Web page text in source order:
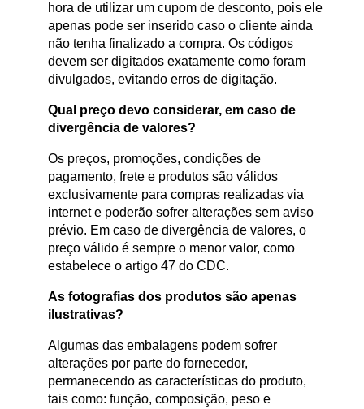
hora de utilizar um cupom de desconto, pois ele
apenas pode ser inserido caso o cliente ainda
não tenha finalizado a compra. Os códigos
devem ser digitados exatamente como foram
divulgados, evitando erros de digitação.
Qual preço devo considerar, em caso de
divergência de valores?
Os preços, promoções, condições de
pagamento, frete e produtos são válidos
exclusivamente para compras realizadas via
internet e poderão sofrer alterações sem aviso
prévio. Em caso de divergência de valores, o
preço válido é sempre o menor valor, como
estabelece o artigo 47 do CDC.
As fotografias dos produtos são apenas
ilustrativas?
Algumas das embalagens podem sofrer
alterações por parte do fornecedor,
permanecendo as características do produto,
tais como: função, composição, peso e